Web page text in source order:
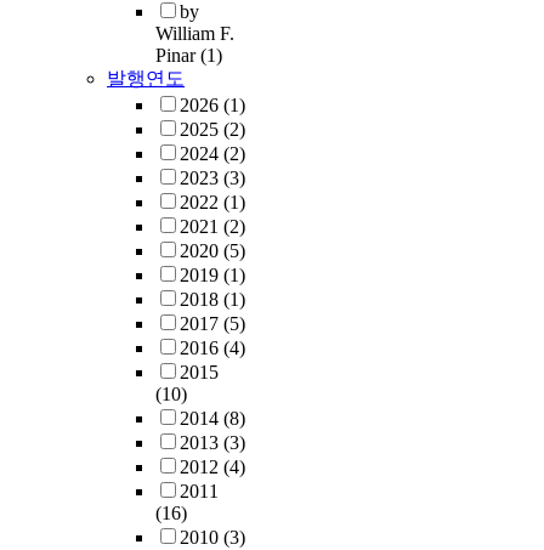
by
William F.
Pinar(1)
발행연도
2026 (1)
2025 (2)
2024 (2)
2023 (3)
2022 (1)
2021 (2)
2020 (5)
2019 (1)
2018 (1)
2017 (5)
2016 (4)
2015
(10)
2014 (8)
2013 (3)
2012 (4)
2011
(16)
2010 (3)